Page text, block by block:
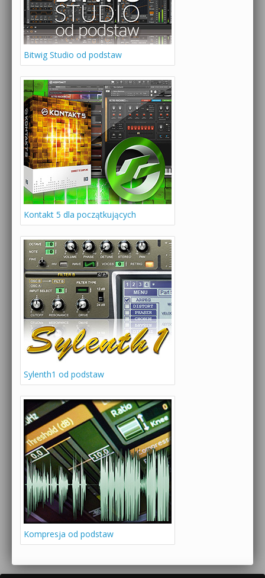
Bitwig Studio od podstaw
Kontakt 5 dla początkujących
Sylenth1 od podstaw
Kompresja od podstaw